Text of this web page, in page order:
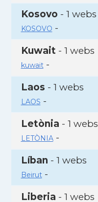
Kosovo - 1 webs
KOSOVO -
Kuwait - 1 webs
kuwait-
Laos - 1 webs
LAOS -
Letònia - 1 webs
LETÒNIA-
Líban - 1 webs
Beirut-
Liberia - 1 webs